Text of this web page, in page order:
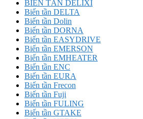
BIẾN TẦN DELIXI
Biến tần DELTA
Biến tần Dolin
Biến tần DORNA
Biến tần EASYDRIVE
Biến tần EMERSON
Biến tần EMHEATER
Biến tần ENC
Biến tần EURA
Biến tần Frecon
Biến tần Fuji
Biến tần FULING
Biến tần GTAKE